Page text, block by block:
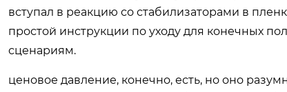
вступал в реакцию со стабилизаторами в
простой инструкции по уходу для конечных
сценариям.
ценовое давление, конечно, есть, но оно